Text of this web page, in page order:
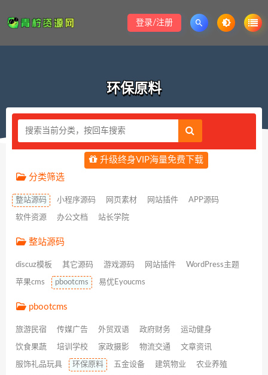
登录/注册
环保原料
升级终身VIP海量免费下载
分类筛选
整站源码 小程序源码 网页素材 网站插件 APP源码
软件资源 办公文档 站长学院
整站源码
discuz模板 其它源码 游戏源码 网站插件 WordPress主题
苹果cms pbootcms 易优Eyoucms
pbootcms
旅游民宿 传媒广告 外贸双语 政府财务 运动健身
饮食果蔬 培训学校 家政摄影 物流交通 文章资讯
服饰礼品玩具 环保原料 五金设备 建筑物业 农业养殖